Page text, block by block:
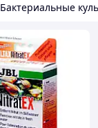
Бактериальные